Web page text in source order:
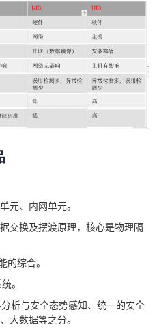
元、内网单元。
交换及摆渡原理，核心是物理隔
的综合。
。
析与安全态势感知、统一的安全
大数据等之分。